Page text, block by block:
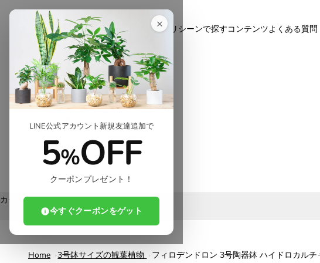
×
LINE公式アカウント新規友達追加で
5%OFF
クーポンプレゼント！
今すぐクーポンをゲット
東京寿園
カテゴリ シーンで探すコンテンツよくある質問
カテゴリ
シーンで探す
コンテンツ
よくある質問
カート
Home 3号鉢サイズの観葉植物 フィロデンドロン 3号陶器鉢 ハイドロカル